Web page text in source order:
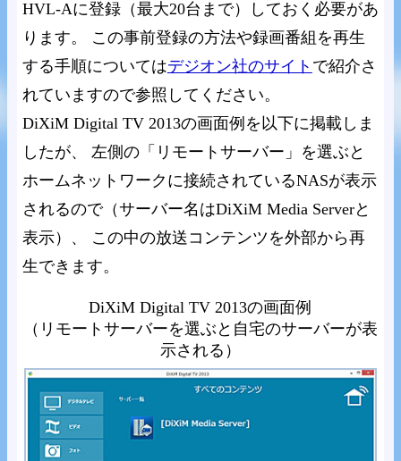
HVL-Aに登録（最大20台まで）しておく必要があ
ります。 この事前登録の方法や録画番組を再生
する手順についてはデジオン社のサイト で紹介さ
れていますので参照してください。
DiXiM Digital TV 2013の画面例を以下に掲載しま
したが、 左側の「リモートサーバー」を選ぶと
ホームネットワークに接続されているNASが表示
されるので（サーバー名はDiXiM Media Serverと
表示）、 この中の放送コンテンツを外部から再
生できます。
DiXiM Digital TV 2013の画面例
（リモートサーバーを選ぶと自宅のサーバーが表
示される）